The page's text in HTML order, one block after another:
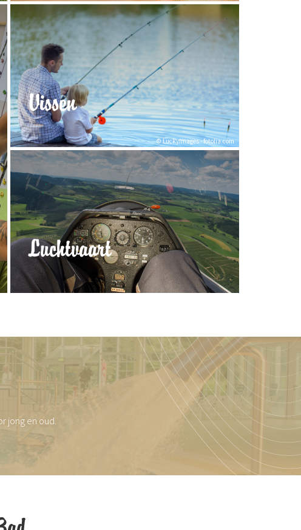
© LuckyImages - fotolia.com
Vissen
Luchtvaart
jong en oud.